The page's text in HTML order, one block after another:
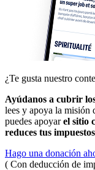
¿Te gusta nuestro
Ayúdanos a cubrir
lees y apoya la misión
puedes apoyarel sitio
reduces tus
Hago una donación
( Con deducción de